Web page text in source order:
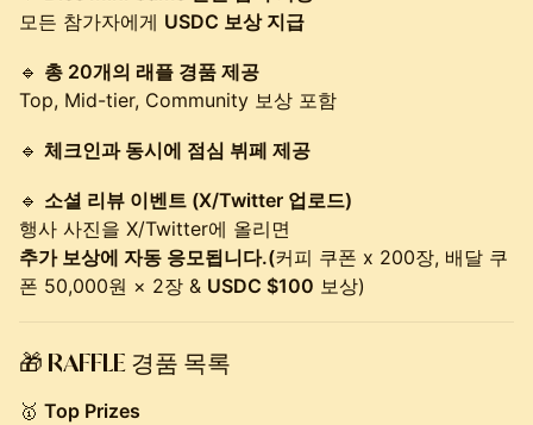
모든 참가자에게 USDC 보상 지급
🔹 총 20개의 래플 경품 제공
Top, Mid-tier, Community 보상 포함
🔹 체크인과 동시에 점심 뷔페 제공
🔹 소셜 리뷰 이벤트 (X/Twitter 업로드)
행사 사진을 X/Twitter에 올리면
추가 보상에 자동 응모됩니다.(커피 쿠폰 x 200장, 배달 쿠
폰 50,000원 × 2장 & USDC $100 보상)
🎁 RAFFLE경품 목록
🥇 Top Prizes